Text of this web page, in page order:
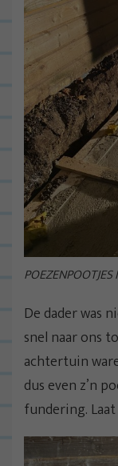
De dader was
snel naar ons
achtertuin
dus even z’n
fundering.